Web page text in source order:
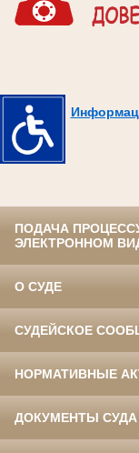
ПОДАЧА
ЭЛЕКТРОННОМ
О СУДЕ
СУДЕЙСКОЕ
НОРМАТИВНЫЕ
ДОКУМЕНТЫ СУДА